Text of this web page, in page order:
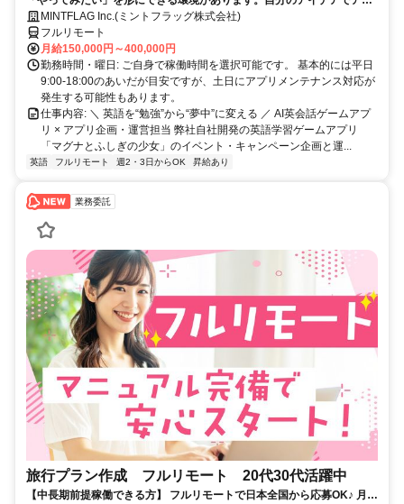
リを動かしてみませんか？
MINTFLAG Inc.(ミントフラッグ株式会社)
フルリモート
月給150,000円～400,000円
勤務時間・曜日: ご自身で稼働時間を選択可能です。 基本的には平日
9:00-18:00のあいだが目安ですが、土日にアプリメンテナンス対応が
発生する可能性もあります。
仕事内容: ＼ 英語を“勉強”から“夢中”に変える ／ AI英会話ゲームアプ
リ × アプリ企画・運営担当 弊社自社開発の英語学習ゲームアプリ
「マグナとふしぎの少女」のイベント・キャンペーン企画と運...
英語 フルリモート 週2・3日からOK 昇給あり
業務委託
旅行プラン作成 フルリモート 20代30代活躍中
【中長期前提稼働できる方】 フルリモートで日本全国から応募OK♪ 月稼